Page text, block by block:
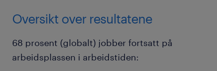
Oversikt over resultatene
68 prosent (globalt) jobber fortsatt på
arbeidsplassen i arbeidstiden: